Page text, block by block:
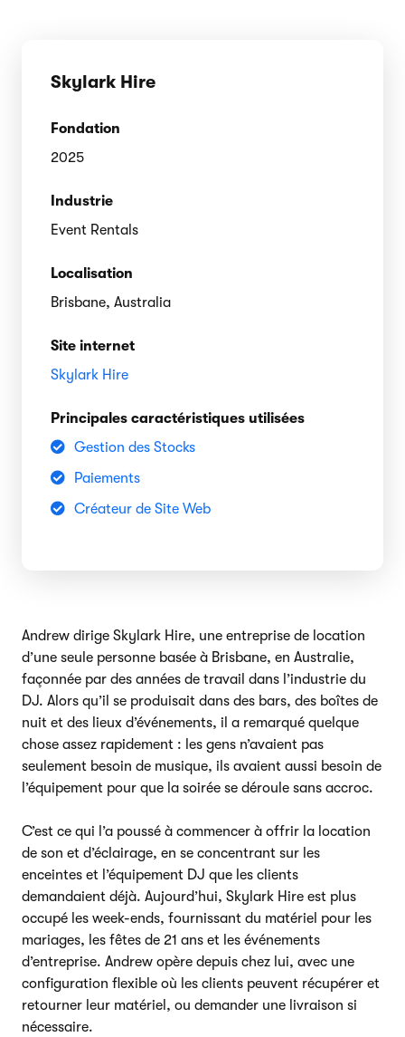
Skylark Hire
Fondation
2025
Industrie
Event Rentals
Localisation
Brisbane, Australia
Site internet
Skylark Hire
Principales caractéristiques utilisées
Gestion des Stocks
Paiements
Créateur de Site Web
Andrew dirige Skylark Hire, une entreprise de location
d’une seule personne basée à Brisbane, en Australie,
façonnée par des années de travail dans l’industrie du
DJ. Alors qu’il se produisait dans des bars, des boîtes de
nuit et des lieux d’événements, il a remarqué quelque
chose assez rapidement : les gens n’avaient pas
seulement besoin de musique, ils avaient aussi besoin de
l’équipement pour que la soirée se déroule sans accroc.
C’est ce qui l’a poussé à commencer à offrir la location
de son et d’éclairage, en se concentrant sur les
enceintes et l’équipement DJ que les clients
demandaient déjà. Aujourd’hui, Skylark Hire est plus
occupé les week-ends, fournissant du matériel pour les
mariages, les fêtes de 21 ans et les événements
d’entreprise. Andrew opère depuis chez lui, avec une
configuration flexible où les clients peuvent récupérer et
retourner leur matériel, ou demander une livraison si
nécessaire.